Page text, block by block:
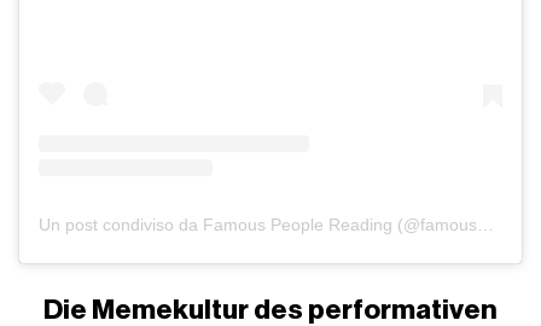
Un post condiviso da Famous People Reading (@famouspplreading)
Die Memekultur des performativen